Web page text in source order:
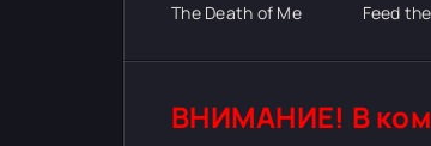
The Death of Me Feed
ВНИМАНИЕ! В